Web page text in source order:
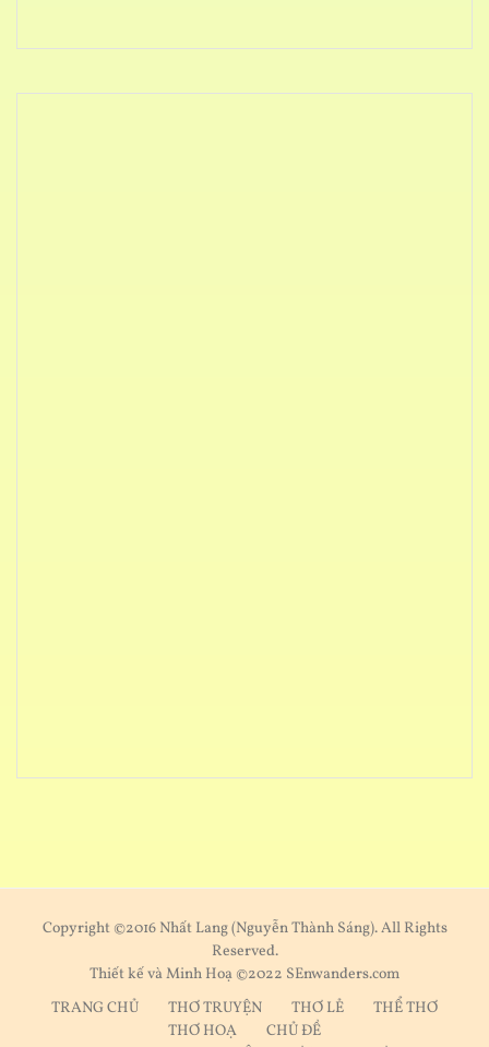
Copyright ©2016 Nhất Lang (Nguyễn Thành Sáng). All Rights
Reserved.
Thiết kế và Minh Hoạ ©2022 SEnwanders.com
TRANG CHỦ
THƠ TRUYỆN THƠ LẺ
THỂ THƠ
THƠ HOẠ
CHỦ ĐỀ